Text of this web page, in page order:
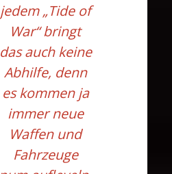
jedem „Tide of
War“ bringt
das auch keine
Abhilfe, denn
es kommen ja
immer neue
Waffen und
Fahrzeuge